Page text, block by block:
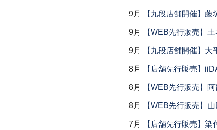
9月 【九段店舗開催】藤
9月 【WEB先行販売】
9月 【九段店舗開催】大
8月 【店舗先行販売】
8月 【WEB先行販売】
8月 【WEB先行販売】
7月 【店舗先行販売】染